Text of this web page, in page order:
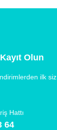
Olun
ilk siz
Hattı
64